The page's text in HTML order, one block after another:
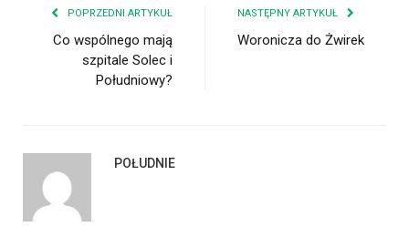
POPRZEDNI ARTYKUŁ
Co wspólnego mają
szpitale Solec i
Południowy?
NASTĘPNY ARTYKUŁ
Woronicza do Żwirek
POŁUDNIE